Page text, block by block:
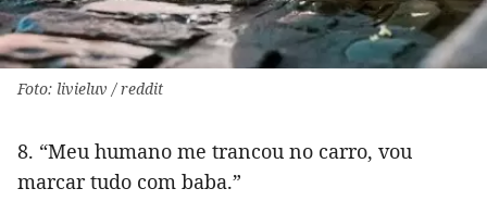
Foto: livieluv / reddit
8. “Meu humano me trancou no carro, vou
marcar tudo com baba.”